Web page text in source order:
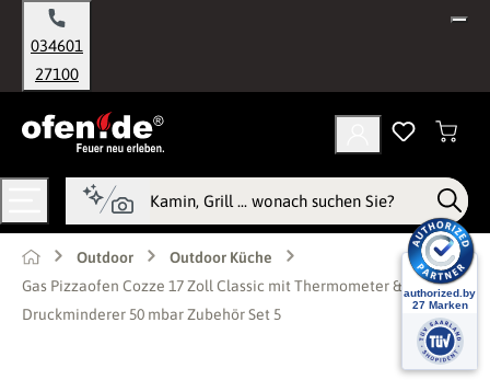
springen
034601
27100
Outdoor
Outdoor Küche
Gas Pizzaofen Cozze 17 Zoll Classic mit Thermometer &
Druckminderer 50 mbar Zubehör Set 5